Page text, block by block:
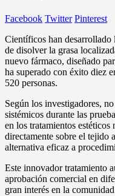
Facebook Twitter Pinterest
Científicos han
de disolver la grasa
nuevo fármaco, diseñado
ha superado con éxito diez
520 personas.
Según los investigadores,
sistémicos durante las
en los tratamientos
directamente sobre el tejido
alternativa eficaz a
Este innovador tratamiento
aprobación comercial en
gran interés en la